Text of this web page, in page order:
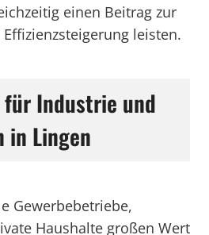
einen Beitrag zur
leisten.
Industrie und
in Lingen
Gewerbebetriebe,
Haushalte großen Wert